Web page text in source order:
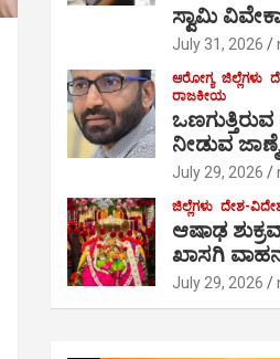
ಸ್ವಾಮಿ
July 31, 2026
ಆರೋಗ್ಯ ಜಿಲ್ಲೆಗಳು
ರಾಜಕೀಯ
ನೀಡುವ ಜಾಣ್ಮೆ
July 29, 2026
ಜಿಲ್ಲೆಗಳು ದೇಶ-
ಆಷಾಢ
ಖಾಸಗಿ
July 29, 2026